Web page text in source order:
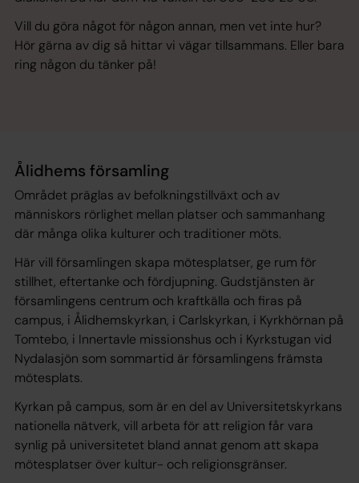
Vill du göra något för någon annan, men vet inte hur?
Hör gärna av dig så hittar vi vägar tillsammans. Eller bara
ring någon du tänker på!
Ålidhems församling
Området präglas av befolkningstillväxt och av
människors rörlighet mellan platser och sammanhang
där många olika kulturer och traditioner möts.
Här vill församlingen skapa mötesplatser, ge rum för
stillhet, eftertanke och fördjupning. Gudstjänsten är
församlingens centrum och kraftkälla och firas på
campus, i Ålidhemskyrkan, i Carlskyrkan, i Kyrkhörnan på
Tomtebo, i Innertavle missionshus och i Kyrkstugan vid
Nydalasjön som sommartid är församlingens främsta
mötesplats.
Kyrkan på campus, som är en del av Universitetskyrkans
nationella nätverk, vill arbeta för att religion får vara
synlig på universitetet bland annat genom att skapa
mötesplatser över kultur- och religionsgränser.